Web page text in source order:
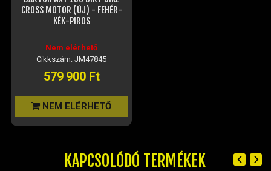
CROSS MOTOR (ÚJ) - FEHÉR-
KÉK-PIROS
Nem elérhető
Cikkszám: JM47845
579 900 Ft
NEM ELÉRHETŐ
KAPCSOLÓDÓ TERMÉKEK